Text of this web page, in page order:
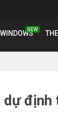
NEW
định